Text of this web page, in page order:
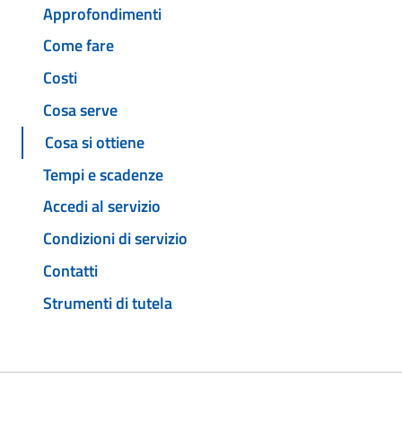
Approfondimenti
Come fare
Costi
Cosa serve
Cosa si ottiene
Tempi e scadenze
Accedi al servizio
Condizioni di servizio
Contatti
Strumenti di tutela